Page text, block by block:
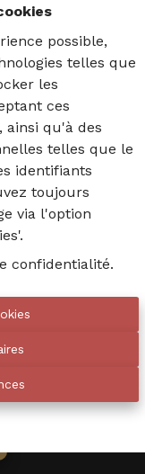
possible,
telles que
les
ces
ainsi qu'à des
telles que le
identifiants
toujours
via l'option
confidentialité.
€ 645.000